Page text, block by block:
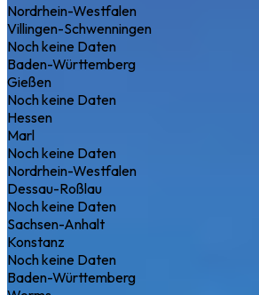
Nordrhein-Westfalen
Villingen-Schwenningen
Noch keine Daten
Baden-Württemberg
Gießen
Noch keine Daten
Hessen
Marl
Noch keine Daten
Nordrhein-Westfalen
Dessau-Roßlau
Noch keine Daten
Sachsen-Anhalt
Konstanz
Noch keine Daten
Baden-Württemberg